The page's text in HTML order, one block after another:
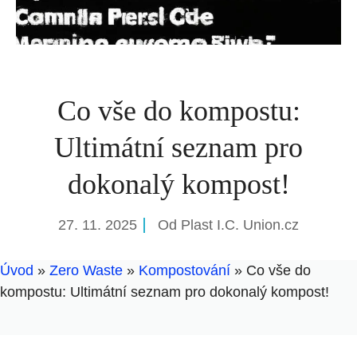
Co vše do kompostu:
Ultimátní seznam pro
dokonalý kompost!
27. 11. 2025 Od Plast I.C. Union.cz
Úvod » Zero Waste » Kompostování » Co vše do
kompostu: Ultimátní seznam pro dokonalý kompost!